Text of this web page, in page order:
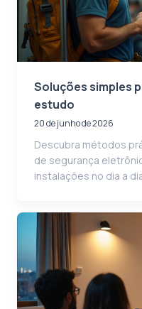
Soluções simples
estudo
20 de junho de 2026
Descubra métodos
de segurança
instalações no dia a